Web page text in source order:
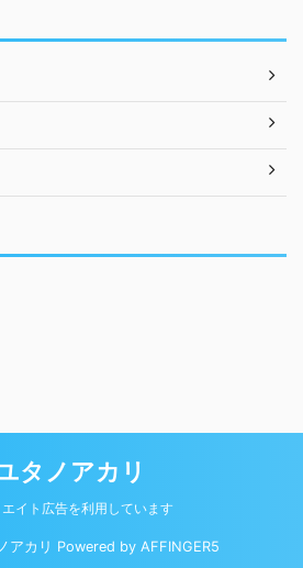
タノアカリ
イト広告を利用しています
アカリ Powered by AFFINGER5